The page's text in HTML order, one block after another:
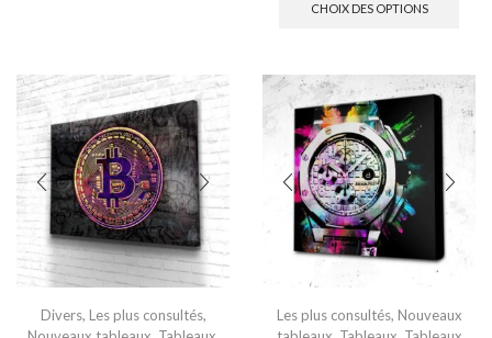
CHOIX DES OPTIONS
Divers, Les plus consultés,
Les plus consultés, Nouveaux